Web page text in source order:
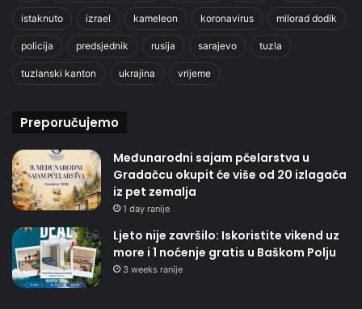
istaknuto izrael kameleon koronavirus milorad dodik
policija predsjednik rusija sarajevo tuzla
tuzlanski kanton ukrajina vrijeme
Preporučujemo
Međunarodni sajam pčelarstva u
Gradačcu okupit će više od 20 izlagača
iz pet zemalja
1 day ranije
Ljeto nije završilo: Iskoristite vikend uz
more i 1 noćenje gratis u Baškom Polju
3 weeks ranije